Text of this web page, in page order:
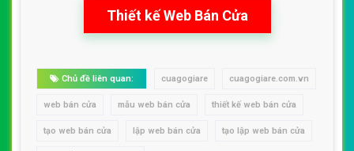
Thiết kế Web Bán Cửa
Chủ đề liên quan: cuagogiare cuagogiare.com.vn
web bán cửa mẫu web bán cửa thiết kế web bán cửa
tạo web bán cửa lập web bán cửa tạo lập web bán cửa